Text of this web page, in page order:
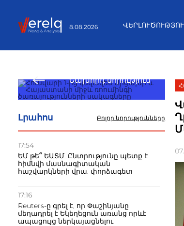
8.08.2026
Նախորդ նորություն
Լրահոս Բոլոր նորությունները
17:54
ԵՄ թե՞ ԵԱՏՄ. Ընտրությունը պետք է
հիմնվի մասնագիտական
հաշվարկների վրա. փորձագետ
17:16
Reuters-ը գրել է, որ Փաշինյանը
մեղադրել է Եկեղեցուն առանց որևէ
ապացույց ներկայացնելու